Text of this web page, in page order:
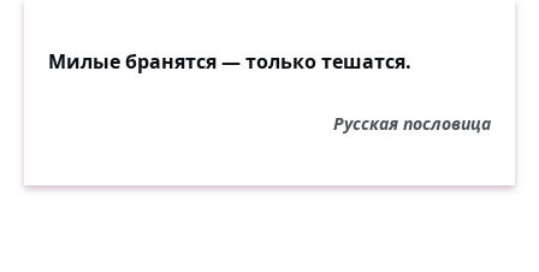
Милые бранятся — только тешатся.
Русская пословица